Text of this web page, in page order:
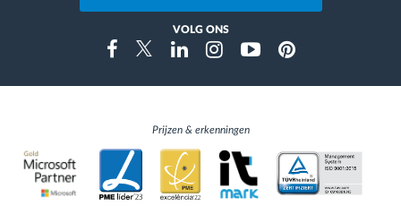
VOLG ONS
FacebookTwitterLinkedinInstragramYoutubePinterest
Prijzen & erkenningen